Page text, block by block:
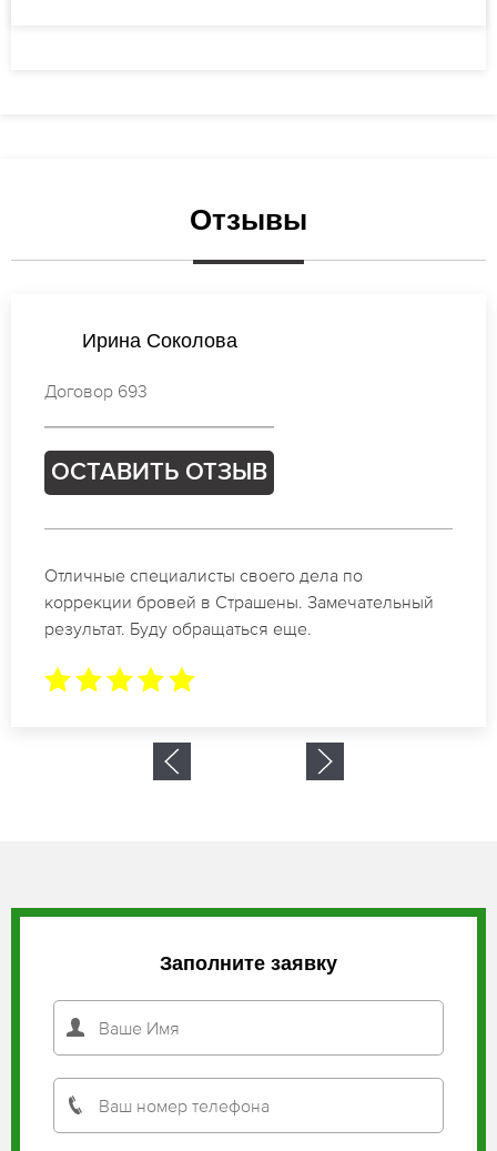
Отзывы
Соколова
ОТЗЫВ
своего дела по
в Страшены. Замечательный
обращаться еще.
в
Заполните заявку